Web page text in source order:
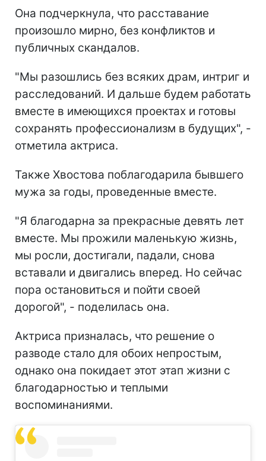
Она подчеркнула, что расставание
произошло мирно, без конфликтов и
публичных скандалов.
"Мы разошлись без всяких драм, интриг и
расследований. И дальше будем работать
вместе в имеющихся проектах и готовы
сохранять профессионализм в будущих", -
отметила актриса.
Также Хвостова поблагодарила бывшего
мужа за годы, проведенные вместе.
"Я благодарна за прекрасные девять лет
вместе. Мы прожили маленькую жизнь,
мы росли, достигали, падали, снова
вставали и двигались вперед. Но сейчас
пора остановиться и пойти своей
дорогой", - поделилась она.
Актриса призналась, что решение о
разводе стало для обоих непростым,
однако она покидает этот этап жизни с
благодарностью и теплыми
воспоминаниями.